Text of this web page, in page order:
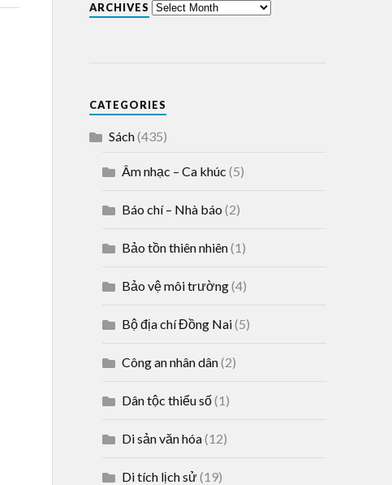
ARCHIVES
CATEGORIES
Sách(435)
Âm nhạc – Ca khúc (5)
Báo chí – Nhà báo (2)
Bảo tồn thiên nhiên(1)
Bảo vệ môi trường(4)
Bộ địa chí Đồng Nai(5)
Công an nhân dân(2)
Dân tộc thiểu số(1)
Di sản văn hóa(12)
Di tích lịch sử(19)